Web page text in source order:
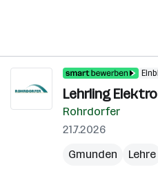
Lehrling
Rohrdorfer
21.7.2026
Gmunden
Lehre